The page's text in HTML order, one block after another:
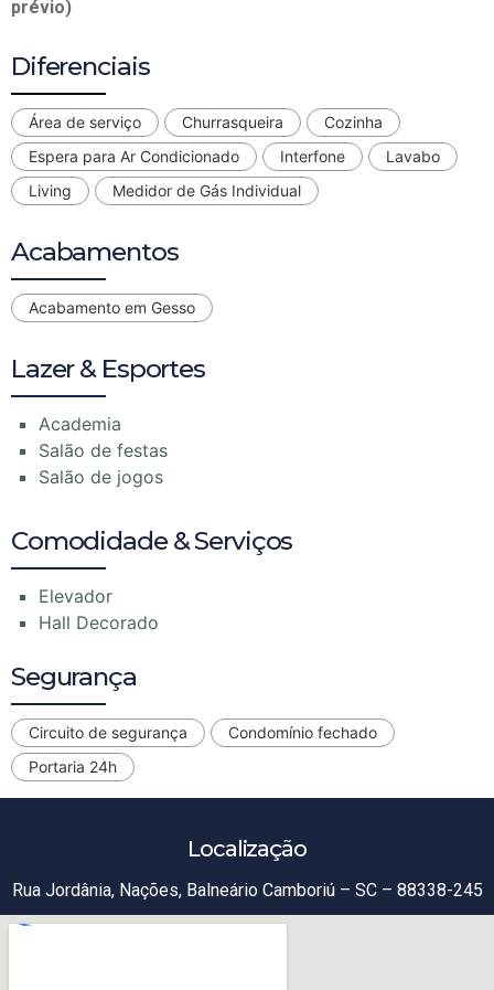
prévio)
Diferenciais
Área de serviço Churrasqueira
Cozinha
Espera para Ar Condicionado
Interfone
Lavabo
Living
Medidor de Gás Individual
Acabamentos
Acabamento em Gesso
Lazer & Esportes
Academia
Salão de festas
Salão de jogos
Comodidade & Serviços
Elevador
Hall Decorado
Segurança
Circuito de segurança
Condomínio fechado
Portaria 24h
Localização
Rua Jordânia, Nações, Balneário Camboriú – SC – 88338-245